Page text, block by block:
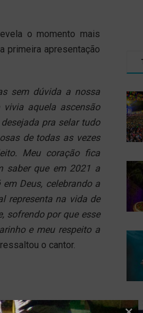
o momento mais
primeira apresentação
sem dúvida a nossa
aquela ascensão
pra selar tudo
de todas as vezes
Meu coração fica
saber que em 2021 a
Deus, celebrando a
representa na vida de
sofrendo por que esse
e meu respeito a
ressaltou o cantor.